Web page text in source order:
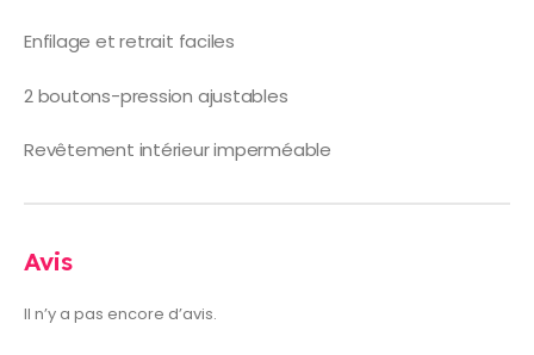
Enfilage et retrait faciles
2 boutons-pression ajustables
Revêtement intérieur imperméable
Avis
Il n’y a pas encore d’avis.